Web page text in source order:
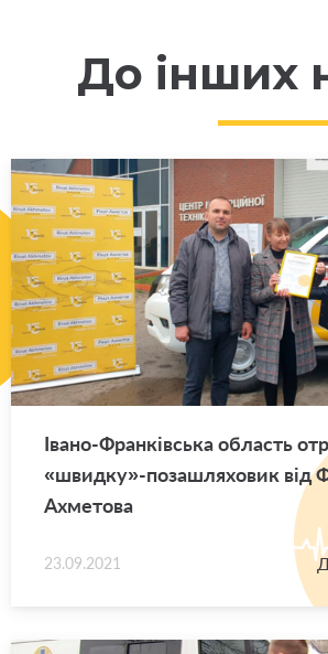
До інших
Івано-Фран­ків­ська область
«швид­ку»-по­за­шля­хо­вик від
Ахме­то­ва
23.09.2021